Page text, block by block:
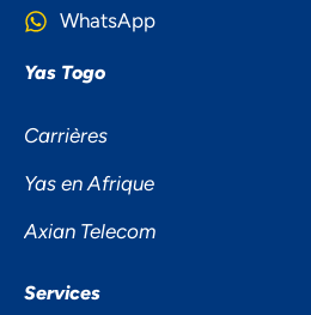
WhatsApp
Yas Togo
Carrières
Yas en Afrique
Axian Telecom
Services